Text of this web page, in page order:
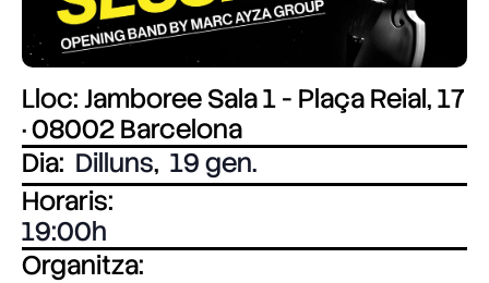
Lloc: Jamboree Sala 1 - Plaça Reial, 17
· 08002 Barcelona
Dia: Dilluns, 19 gen.
Horaris:
19:00
Organitza: